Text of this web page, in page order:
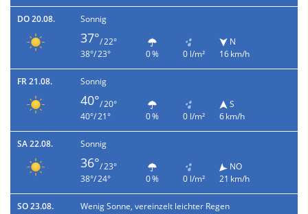
DO 20.08. Sonnig
37°/ 22°
38°/ 23°
0 % 0 l/m²
N
16 km/h
FR 21.08. Sonnig
40°/ 20°
40°/ 21°
0 % 0 l/m²
S
6 km/h
SA 22.08. Sonnig
36°/ 23°
38°/ 24°
0 % 0 l/m²
NO
21 km/h
SO 23.08. Wenig Sonne, vereinzelt leichter Regen